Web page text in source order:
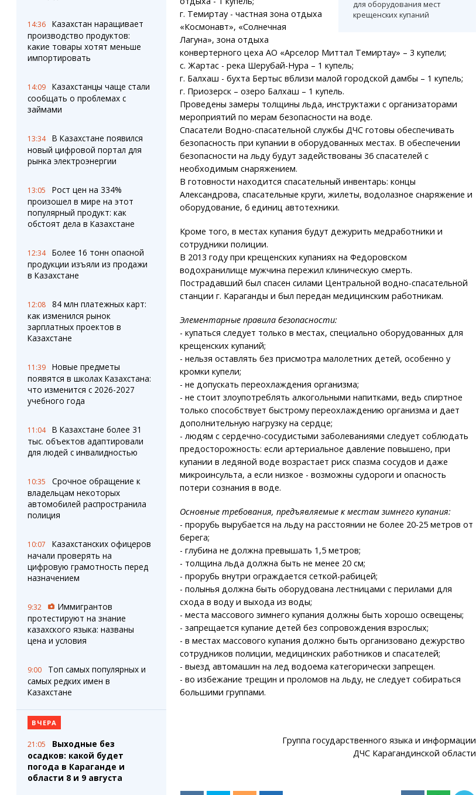
14:36
Казахстан наращивает
производство продуктов:
какие товары хотят меньше
импортировать
14:09
Казахстанцы чаще стали
сообщать о проблемах с
займами
13:34
В Казахстане появился
новый цифровой портал для
рынка электроэнергии
13:05
Рост цен на 334%
произошел в мире на этот
популярный продукт: как
обстоят дела в Казахстане
12:34
Более 16 тонн опасной
продукции изъяли из продажи
в Казахстане
12:08
84 млн платежных карт:
как изменился рынок
зарплатных проектов в
Казахстане
11:39
Новые предметы
появятся в школах Казахстана:
что изменится с 2026-2027
учебного года
11:04
В Казахстане более 31
тыс. объектов адаптировали
для людей с инвалидностью
10:35
Срочное обращение к
владельцам некоторых
автомобилей распространила
полиция
10:07
Казахстанских офицеров
начали проверять на
цифровую грамотность перед
назначением
9:32
Иммигрантов
протестируют на знание
казахского языка: названы
цена и условия
9:00
Топ самых популярных и
самых редких имен в
Казахстане
ВЧЕРА
21:05
Выходные без
осадков: какой будет
погода в Караганде и
области 8 и 9 августа
для оборудования мест
крещенских купаний
г. Темиртау - частная зона отдыха
«Космонавт», «Солнечная
Лагуна», зона отдыха
конвертерного цеха АО «Арселор Миттал Темиртау» – 3 купели;
с. Жартас - река Шерубай-Нура – 1 купель;
г. Балхаш - бухта Бертыс вблизи малой городской дамбы – 1 купель;
г. Приозерск – озеро Балхаш – 1 купель.
Проведены замеры толщины льда, инструктажи с организаторами
мероприятий по мерам безопасности на воде.
Спасатели Водно-спасательной службы ДЧС готовы обеспечивать
безопасность при купании в оборудованных местах. В обеспечении
безопасности на льду будут задействованы 36 спасателей с
необходимым снаряжением.
В готовности находится спасательный инвентарь: концы
Александрова, спасательные круги, жилеты, водолазное снаряжение и
оборудование, 6 единиц автотехники.
Кроме того, в местах купания будут дежурить медработники и
сотрудники полиции.
В 2013 году при крещенских купаниях на Федоровском
водохранилище мужчина пережил клиническую смерть.
Пострадавший был спасен силами Центральной водно-спасательной
станции г. Караганды и был передан медицинским работникам.
Элементарные правила безопасности:
- купаться следует только в местах, специально оборудованных для
крещенских купаний;
- нельзя оставлять без присмотра малолетних детей, особенно у
кромки купели;
- не допускать переохлаждения организма;
- не стоит злоупотреблять алкогольными напитками, ведь спиртное
только способствует быстрому переохлаждению организма и дает
дополнительную нагрузку на сердце;
- людям с сердечно-сосудистыми заболеваниями следует соблюдать
предосторожность: если артериальное давление повышено, при
купании в ледяной воде возрастает риск спазма сосудов и даже
микроинсульта, а если низкое - возможны судороги и опасность
потери сознания в воде.
Основные требования, предъявляемые к местам зимнего купания:
- прорубь вырубается на льду на расстоянии не более 20-25 метров от
берега;
- глубина не должна превышать 1,5 метров;
- толщина льда должна быть не менее 20 см;
- прорубь внутри ограждается сеткой-рабицей;
- полынья должна быть оборудована лестницами с перилами для
схода в воду и выхода из воды;
- места массового зимнего купания должны быть хорошо освещены;
- запрещается купание детей без сопровождения взрослых;
- в местах массового купания должно быть организовано дежурство
сотрудников полиции, медицинских работников и спасателей;
- выезд автомашин на лед водоема категорически запрещен.
- во избежание трещин и проломов на льду, не следует собираться
большими группами.
Группа государственного языка и информации
ДЧС Карагандинской области